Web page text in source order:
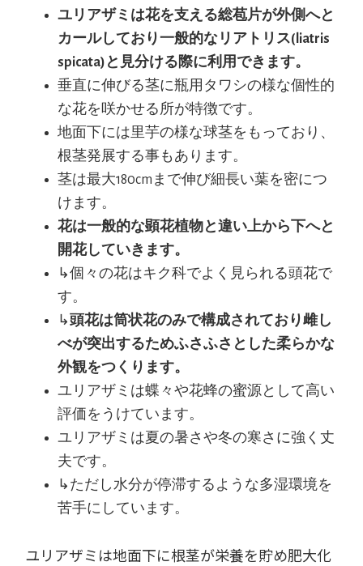
ユリアザミは花を支える総苞片が外側へと
カールしており一般的なリアトリス(liatris
spicata)と見分ける際に利用できます。
垂直に伸びる茎に瓶用タワシの様な個性的
な花を咲かせる所が特徴です。
地面下には里芋の様な球茎をもっており、
根茎発展する事もあります。
茎は最大180cmまで伸び細長い葉を密につ
けます。
花は一般的な顕花植物と違い上から下へと
開花していきます。
↳個々の花はキク科でよく見られる頭花で
す。
↳頭花は筒状花のみで構成されており雌し
べが突出するためふさふさとした柔らかな
外観をつくります。
ユリアザミは蝶々や花蜂の蜜源として高い
評価をうけています。
ユリアザミは夏の暑さや冬の寒さに強く丈
夫です。
↳ただし水分が停滞するような多湿環境を
苦手にしています。
ユリアザミは地面下に根茎が栄養を貯め肥大化